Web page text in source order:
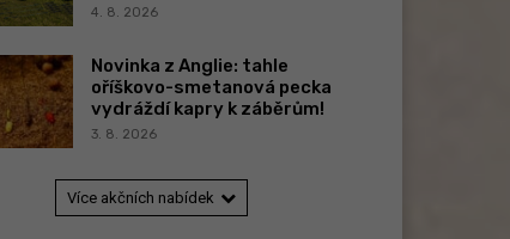
4. 8. 2026
Novinka z Anglie: tahle
oříškovo-smetanová pecka
vydráždí kapry k záběrům!
3. 8. 2026
Více akčních nabídek